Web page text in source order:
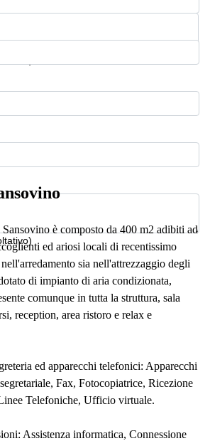
informazioni
è composto da 400 m2 adibiti ad
ed ariosi locali di recentissimo
sia nell'attrezzaggio degli
di impianto di aria condizionata,
comunque in tutta la struttura, sala
reception, area ristoro e relax e
ed apparecchi telefonici: Apparecchi
Fax, Fotocopiatrice, Ricezione
Telefoniche, Ufficio virtuale.
Assistenza informatica, Connessione